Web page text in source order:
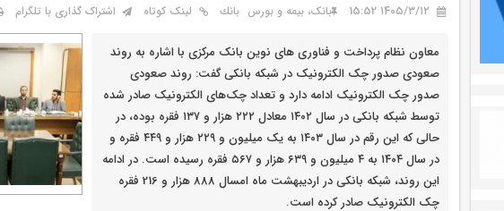
۱۴۰۵/۳/۱۲ 15:52 بانک، بیمه و بورس بانك لینک کوتاه اشتراک گذاری با تلگرام
معاون نظام پرداخت و فناوری های نوین بانک مرکزی با اشاره به روند
صعودی صدور چک الکترونیک در شبکه بانکی گفت: روند صعودی
صدور چک الکترونیک ادامه دارد و تعداد چک‌های الکترونیک صادر شده
توسط شبکه بانکی در سال ۱۴۰۲ معادل ۲۲۲ هزار و ۱۳۷ فقره بوده، در
حالی که این رقم در سال ۱۴۰۳ به یک میلیون و ۲۲۹ هزار و ۴۴۹ فقره و
در سال ۱۴۰۴ به ۴ میلیون و ۶۳۹ هزار و ۵۶۷ فقره رسیده است. در ادامه
این روند، شبکه بانکی در اردیبهشت ماه امسال 888 هزار و 216 فقره
چک الکترونیک صادر کرده است.